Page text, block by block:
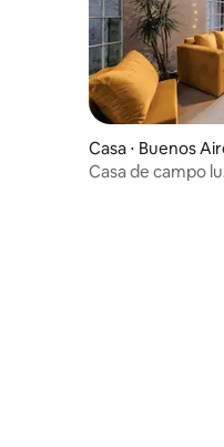
Casa ⋅ Buenos
Casa de campo